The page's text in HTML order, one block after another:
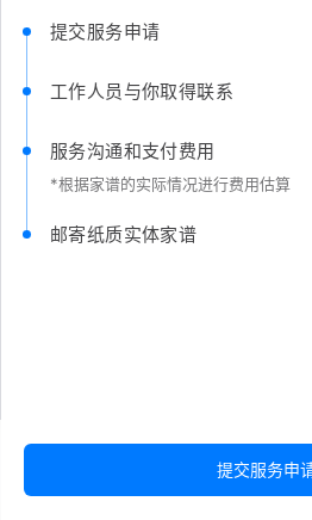
提交服务申请
工作人员与你取得联系
服务沟通和支付费用
*根据家谱的实际情况进行费用估算
邮寄纸质实体家谱
提交服务申